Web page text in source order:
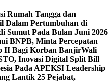
Rumah Tangga dan
Dalam Pertumbuhan di
Sumut Pada Bulan Juni 2026
BNPB, Minta Percepatan
II Bagi Korban BanjirWali
Inovasi Digital Split Bill
Pada APEKSI Leadership
Lantik 25 Pejabat,